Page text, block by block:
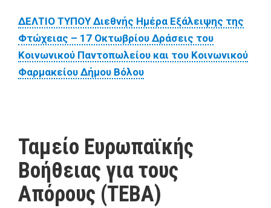
ΔΕΛΤΙΟ ΤΥΠΟΥ Διεθνής Ημέρα Εξάλειψης της
Φτώχειας – 17 Οκτωβρίου Δράσεις του
Κοινωνικού Παντοπωλείου και του Κοινωνικού
Φαρμακείου Δήμου Βόλου
Ταμείο Ευρωπαϊκής
Βοήθειας για τους
Απόρους (ΤΕΒΑ)